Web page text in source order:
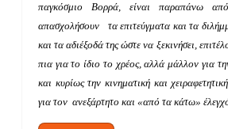
παγκόσμιο Βορρά, είναι παραπάνω
απασχολήσουν τα επιτεύγματα και τα
και τα αδιέξοδά της ώστε να ξεκινήσει,
πια για το ίδιο το χρέος, αλλά μάλλον για
και κυρίως την κινηματική και
για τον ανεξάρτητο και «από τα κάτω»